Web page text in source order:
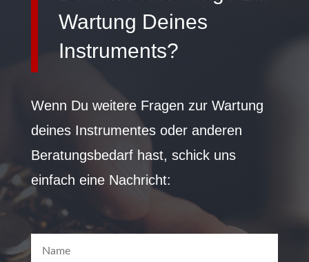
Wartung Deines
Instruments?
Wenn Du weitere Fragen zur Wartung
deines Instrumentes oder anderen
Beratungsbedarf hast, schick uns
einfach eine Nachricht: